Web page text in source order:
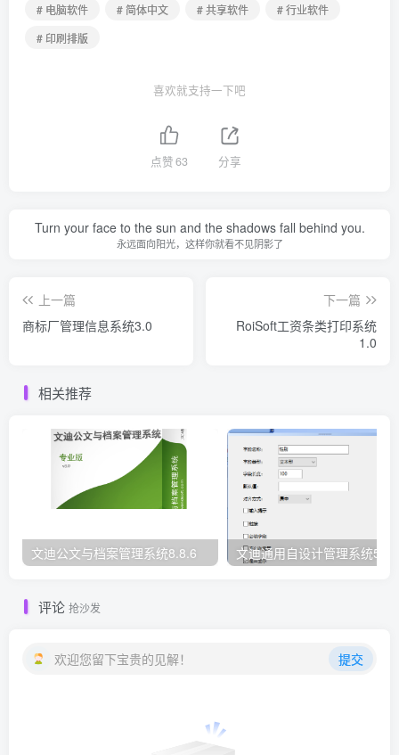
# 电脑软件
# 简体中文 # 共享软件
# 行业软件
# 印刷排版
喜欢就支持一下吧
点赞63 分享
Turn your face to the sun and the shadows fall behind you.
永远面向阳光，这样你就看不见阴影了
上一篇
商标厂管理信息系统3.0
下一篇
RoiSoft工资条类打印系统
1.0
相关推荐
文迪公文与档案管理系统8.8.6 文迪通用自设计管理系统
评论 抢沙发
欢迎您留下宝贵的见解！ 提交